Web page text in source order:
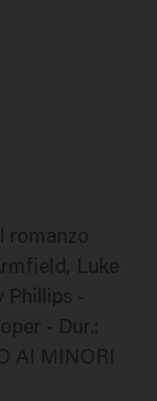
romanzo
Luke
Phillips -
- Dur.:
AI MINORI